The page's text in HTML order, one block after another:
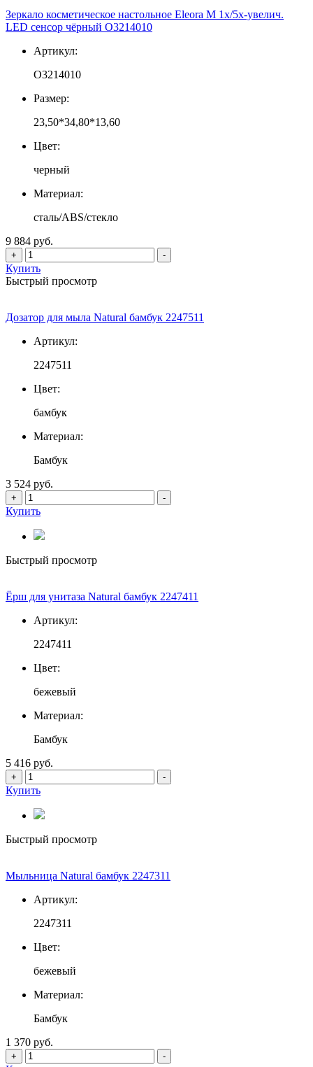
Зеркало косметическое настольное Eleora M 1х/5х-увелич.
LED сенсор чёрный О3214010
Артикул:
О3214010
Размер:
23,50*34,80*13,60
Цвет:
черный
Материал:
сталь/ABS/стекло
9 884 руб.
+ -
Купить
Быстрый просмотр
Дозатор для мыла Natural бамбук 2247511
Артикул:
2247511
Цвет:
бамбук
Материал:
Бамбук
3 524 руб.
+ -
Купить
Быстрый просмотр
Ёрш для унитаза Natural бамбук 2247411
Артикул:
2247411
Цвет:
бежевый
Материал:
Бамбук
5 416 руб.
+ -
Купить
Быстрый просмотр
Мыльница Natural бамбук 2247311
Артикул:
2247311
Цвет:
бежевый
Материал:
Бамбук
1 370 руб.
+ -